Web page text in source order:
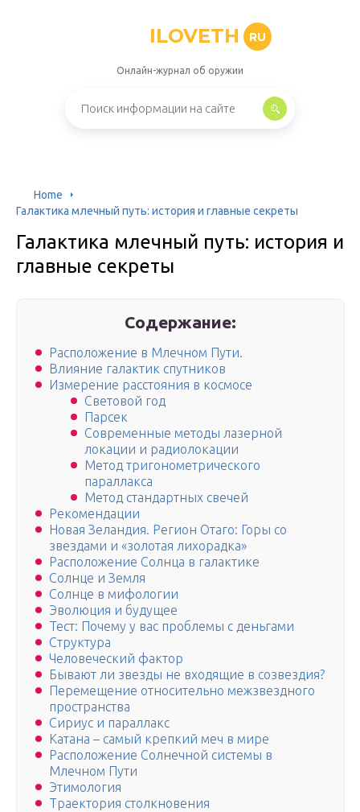
ILOVETH RU
Онлайн-журнал об оружии
Home
Галактика млечный путь: история и главные секреты
Галактика млечный путь: история и
главные секреты
Содержание:
Расположение в Млечном Пути.
Влияние галактик спутников
Измерение расстояния в космосе
Световой год
Парсек
Современные методы лазерной
локации и радиолокации
Метод тригонометрического
параллакса
Метод стандартных свечей
Рекомендации
Новая Зеландия. Регион Отаго: Горы со
звездами и «золотая лихорадка»
Расположение Солнца в галактике
Солнце и Земля
Солнце в мифологии
Эволюция и будущее
Тест: Почему у вас проблемы с деньгами
Структура
Человеческий фактор
Бывают ли звезды не входящие в созвездия?
Перемещение относительно межзвездного
пространства
Сириус и параллакс
Катана – самый крепкий меч в мире
Расположение Солнечной системы в
Млечном Пути
Этимология
Траектория столкновения